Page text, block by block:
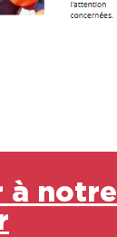
à notre